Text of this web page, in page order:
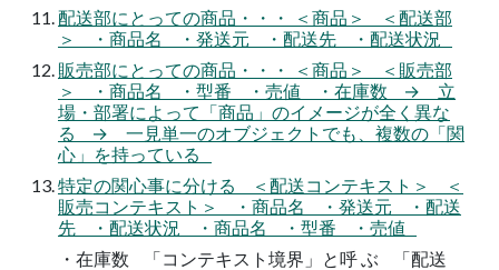
配送部にとっての商品・・・ ＜商品＞ ＜配送部
＞ ・商品名 ・発送元 ・配送先 ・配送状況
販売部にとっての商品・・・ ＜商品＞ ＜販売部
＞ ・商品名 ・型番 ・売値 ・在庫数 → 立
場・部署によって「商品」のイメージが全く異な
る → 一見単一のオブジェクトでも、複数の「関
心」を持っている
特定の関心事に分ける ＜配送コンテキスト＞ ＜
販売コンテキスト＞ ・商品名 ・発送元 ・配送
先 ・配送状況 ・商品名 ・型番 ・売値
・在庫数 「コンテキスト境界」と呼 ぶ 「配送